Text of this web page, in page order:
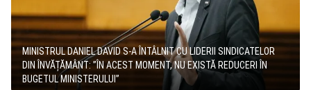
MINISTRUL DANIEL DAVID S-A ÎNTÂLNIT CU LIDERII SINDICATELOR
DIN ÎNVĂȚĂMÂNT: ”ÎN ACEST MOMENT, NU EXISTĂ REDUCERI ÎN
BUGETUL MINISTERULUI”